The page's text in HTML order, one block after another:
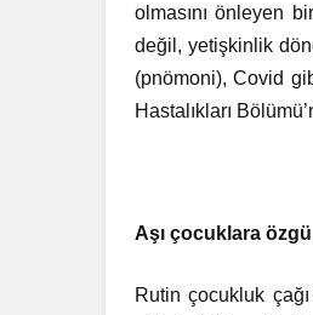
olmasını önleyen
değil, yetişkinlik
(pnömoni), Covid
Hastalıkları
Aşı çocuklara
Rutin çocukluk